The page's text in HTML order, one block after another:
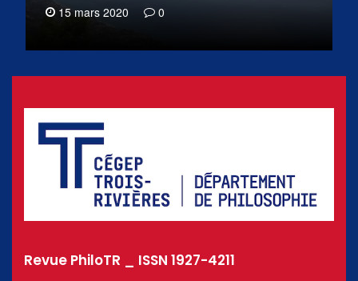
15 mars 2020 0
Revue PhiloTR _ ISSN 1927-4211